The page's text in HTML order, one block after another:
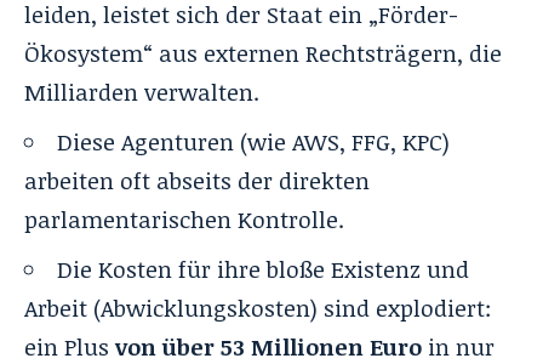
leiden, leistet sich der Staat ein „Förder-
Ökosystem“ aus externen Rechtsträgern, die
Milliarden verwalten.
Diese Agenturen (wie AWS, FFG, KPC)
arbeiten oft abseits der direkten
parlamentarischen Kontrolle.
Die Kosten für ihre bloße Existenz und
Arbeit (Abwicklungskosten) sind explodiert:
ein Plusvon über 53 Millionen Euro in nur